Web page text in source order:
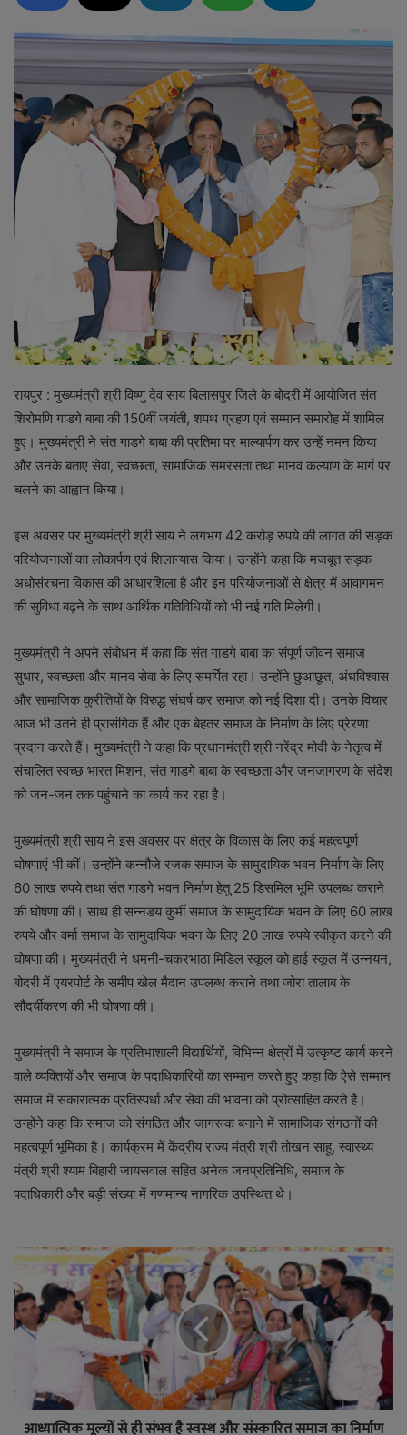
रायपुर : मुख्यमंत्री श्री विष्णु देव साय बिलासपुर जिले के बोदरी में आयोजित संत
शिरोमणि गाडगे बाबा की 150वीं जयंती, शपथ ग्रहण एवं सम्मान समारोह में शामिल
हुए। मुख्यमंत्री ने संत गाडगे बाबा की प्रतिमा पर माल्यार्पण कर उन्हें नमन किया
और उनके बताए सेवा, स्वच्छता, सामाजिक समरसता तथा मानव कल्याण के मार्ग पर
चलने का आह्वान किया।
इस अवसर पर मुख्यमंत्री श्री साय ने लगभग 42 करोड़ रुपये की लागत की सड़क
परियोजनाओं का लोकार्पण एवं शिलान्यास किया। उन्होंने कहा कि मजबूत सड़क
अधोसंरचना विकास की आधारशिला है और इन परियोजनाओं से क्षेत्र में आवागमन
की सुविधा बढ़ने के साथ आर्थिक गतिविधियों को भी नई गति मिलेगी।
मुख्यमंत्री ने अपने संबोधन में कहा कि संत गाडगे बाबा का संपूर्ण जीवन समाज
सुधार, स्वच्छता और मानव सेवा के लिए समर्पित रहा। उन्होंने छुआछूत, अंधविश्वास
और सामाजिक कुरीतियों के विरुद्ध संघर्ष कर समाज को नई दिशा दी। उनके विचार
आज भी उतने ही प्रासंगिक हैं और एक बेहतर समाज के निर्माण के लिए प्रेरणा
प्रदान करते हैं। मुख्यमंत्री ने कहा कि प्रधानमंत्री श्री नरेंद्र मोदी के नेतृत्व में
संचालित स्वच्छ भारत मिशन, संत गाडगे बाबा के स्वच्छता और जनजागरण के संदेश
को जन-जन तक पहुंचाने का कार्य कर रहा है।
मुख्यमंत्री श्री साय ने इस अवसर पर क्षेत्र के विकास के लिए कई महत्वपूर्ण
घोषणाएं भी कीं। उन्होंने कन्नौजे रजक समाज के सामुदायिक भवन निर्माण के लिए
60 लाख रुपये तथा संत गाडगे भवन निर्माण हेतु 25 डिसमिल भूमि उपलब्ध कराने
की घोषणा की। साथ ही सन्नडय कुर्मी समाज के सामुदायिक भवन के लिए 60 लाख
रुपये और वर्मा समाज के सामुदायिक भवन के लिए 20 लाख रुपये स्वीकृत करने की
घोषणा की। मुख्यमंत्री ने धमनी-चकरभाठा मिडिल स्कूल को हाई स्कूल में उन्नयन,
बोदरी में एयरपोर्ट के समीप खेल मैदान उपलब्ध कराने तथा जोरा तालाब के
सौंदर्यीकरण की भी घोषणा की।
मुख्यमंत्री ने समाज के प्रतिभाशाली विद्यार्थियों, विभिन्न क्षेत्रों में उत्कृष्ट कार्य करने
वाले व्यक्तियों और समाज के पदाधिकारियों का सम्मान करते हुए कहा कि ऐसे सम्मान
समाज में सकारात्मक प्रतिस्पर्धा और सेवा की भावना को प्रोत्साहित करते हैं।
उन्होंने कहा कि समाज को संगठित और जागरूक बनाने में सामाजिक संगठनों की
महत्वपूर्ण भूमिका है। कार्यक्रम में केंद्रीय राज्य मंत्री श्री तोखन साहू, स्वास्थ्य
मंत्री श्री श्याम बिहारी जायसवाल सहित अनेक जनप्रतिनिधि, समाज के
पदाधिकारी और बड़ी संख्या में गणमान्य नागरिक उपस्थित थे।
आध्यात्मिक मूल्यों से ही संभव है स्वस्थ और संस्कारित समाज का निर्माण